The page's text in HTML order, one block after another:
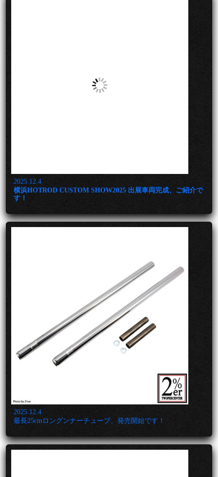
2025.12.4
横浜HOTROD CUSTOM SHOW2025 出展車両完成、ご紹介で
す！
2025.12.4
最長25cmロングンナーチューブ、発売開始です！